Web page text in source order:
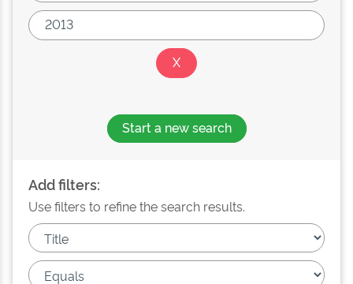
Start a new search
Add filters:
Use filters to refine the search results.